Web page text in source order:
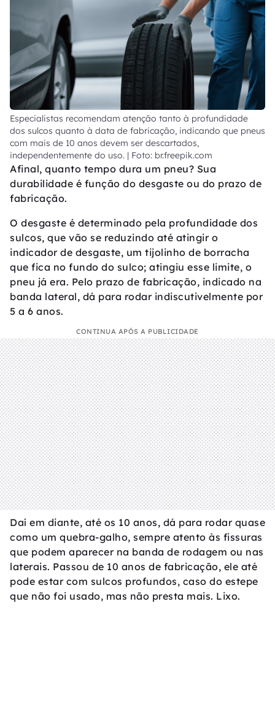
Especialistas recomendam atenção tanto à profundidade
dos sulcos quanto à data de fabricação, indicando que pneus
com mais de 10 anos devem ser descartados,
independentemente do uso. | Foto: br.freepik.com
Afinal, quanto tempo dura um pneu? Sua
durabilidade é função do desgaste ou do prazo de
fabricação.
O desgaste é determinado pela profundidade dos
sulcos, que vão se reduzindo até atingir o
indicador de desgaste, um tijolinho de borracha
que fica no fundo do sulco; atingiu esse limite, o
pneu já era. Pelo prazo de fabricação, indicado na
banda lateral, dá para rodar indiscutivelmente por
5 a 6 anos.
CONTINUA APÓS A PUBLICIDADE
Daí em diante, até os 10 anos, dá para rodar quase
como um quebra-galho, sempre atento às fissuras
que podem aparecer na banda de rodagem ou nas
laterais. Passou de 10 anos de fabricação, ele até
pode estar com sulcos profundos, caso do estepe
que não foi usado, mas não presta mais. Lixo.